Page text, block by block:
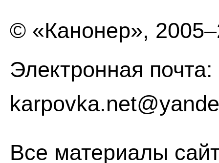
© «Канонер»,
Электронная почта:
Все материалы